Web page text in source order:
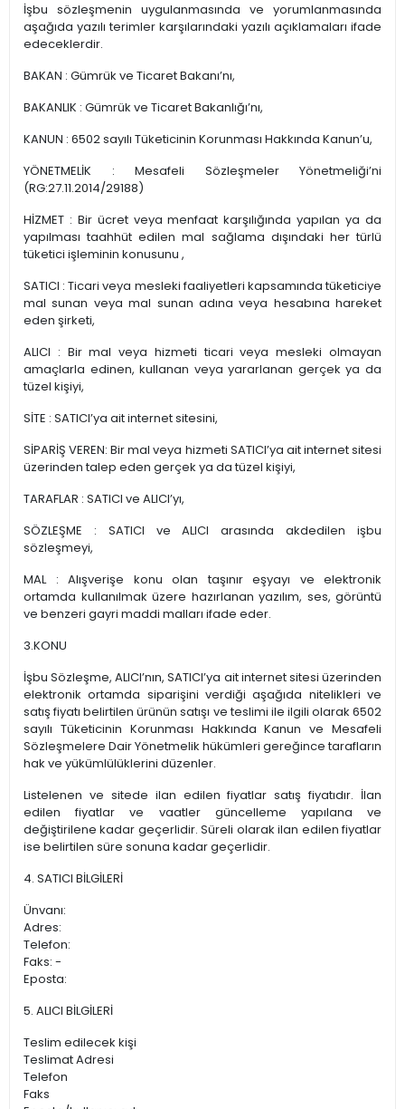
İşbu sözleşmenin uygulanmasında ve yorumlanmasında
aşağıda yazılı terimler karşılarındaki yazılı açıklamaları ifade
edeceklerdir.
BAKAN : Gümrük ve Ticaret Bakanı’nı,
BAKANLIK : Gümrük ve Ticaret Bakanlığı’nı,
KANUN : 6502 sayılı Tüketicinin Korunması Hakkında Kanun’u,
YÖNETMELİK : Mesafeli Sözleşmeler Yönetmeliği’ni
(RG:27.11.2014/29188)
HİZMET : Bir ücret veya menfaat karşılığında yapılan ya da
yapılması taahhüt edilen mal sağlama dışındaki her türlü
tüketici işleminin konusunu ,
SATICI : Ticari veya mesleki faaliyetleri kapsamında tüketiciye
mal sunan veya mal sunan adına veya hesabına hareket
eden şirketi,
ALICI : Bir mal veya hizmeti ticari veya mesleki olmayan
amaçlarla edinen, kullanan veya yararlanan gerçek ya da
tüzel kişiyi,
SİTE : SATICI’ya ait internet sitesini,
SİPARİŞ VEREN: Bir mal veya hizmeti SATICI’ya ait internet sitesi
üzerinden talep eden gerçek ya da tüzel kişiyi,
TARAFLAR : SATICI ve ALICI’yı,
SÖZLEŞME : SATICI ve ALICI arasında akdedilen işbu
sözleşmeyi,
MAL : Alışverişe konu olan taşınır eşyayı ve elektronik
ortamda kullanılmak üzere hazırlanan yazılım, ses, görüntü
ve benzeri gayri maddi malları ifade eder.
3.KONU
İşbu Sözleşme, ALICI’nın, SATICI’ya ait internet sitesi üzerinden
elektronik ortamda siparişini verdiği aşağıda nitelikleri ve
satış fiyatı belirtilen ürünün satışı ve teslimi ile ilgili olarak 6502
sayılı Tüketicinin Korunması Hakkında Kanun ve Mesafeli
Sözleşmelere Dair Yönetmelik hükümleri gereğince tarafların
hak ve yükümlülüklerini düzenler.
Listelenen ve sitede ilan edilen fiyatlar satış fiyatıdır. İlan
edilen fiyatlar ve vaatler güncelleme yapılana ve
değiştirilene kadar geçerlidir. Süreli olarak ilan edilen fiyatlar
ise belirtilen süre sonuna kadar geçerlidir.
4. SATICI BİLGİLERİ
Ünvanı:
Adres:
Telefon:
Faks: -
Eposta:
5. ALICI BİLGİLERİ
Teslim edilecek kişi
Teslimat Adresi
Telefon
Faks